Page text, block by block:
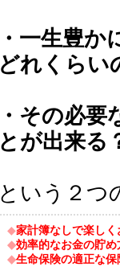
・一生豊
どれくらい
・その必
とが出来る
という２つ
◆家計簿なしで楽し
◆効率的なお金の貯め
◆生命保険の適正な保